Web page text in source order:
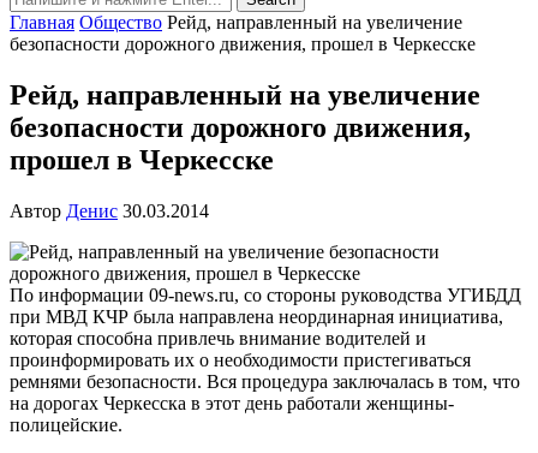
Главная Общество Рейд, направленный на увеличение
безопасности дорожного движения, прошел в Черкесске
Рейд, направленный на увеличение
безопасности дорожного движения,
прошел в Черкесске
Автор Денис 30.03.2014
По информации 09-news.ru, со стороны руководства УГИБДД
при МВД КЧР была направлена неординарная инициатива,
которая способна привлечь внимание водителей и
проинформировать их о необходимости пристегиваться
ремнями безопасности. Вся процедура заключалась в том, что
на дорогах Черкесска в этот день работали женщины-
полицейские.